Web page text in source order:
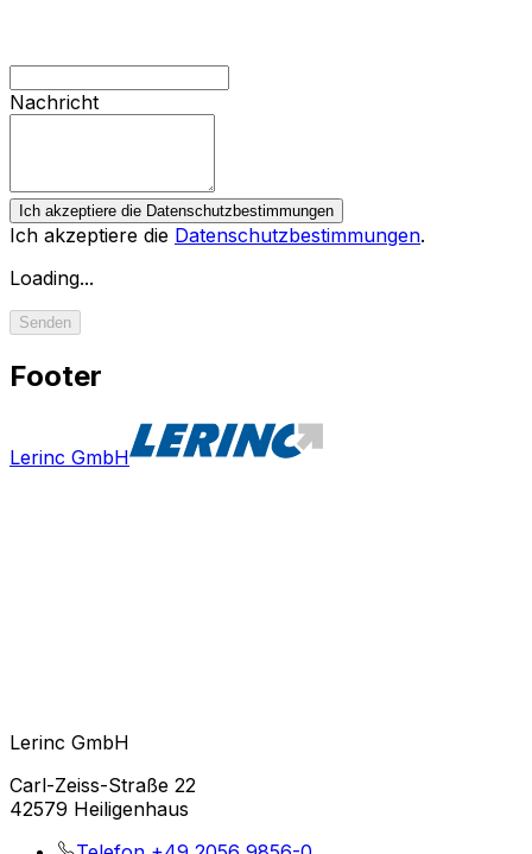
Nachricht
Ich akzeptiere die Datenschutzbestimmungen
Ich akzeptiere die Datenschutzbestimmungen.
Loading...
Senden
Footer
Lerinc GmbH
Lerinc GmbH
Carl-Zeiss-Straße 22
42579 Heiligenhaus